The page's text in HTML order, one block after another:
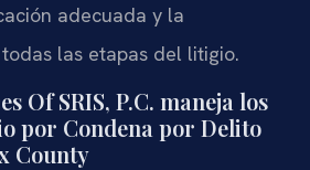
adecuada y la
las etapas del litigio.
Of SRIS, P.C. maneja los
por Condena por Delito
County